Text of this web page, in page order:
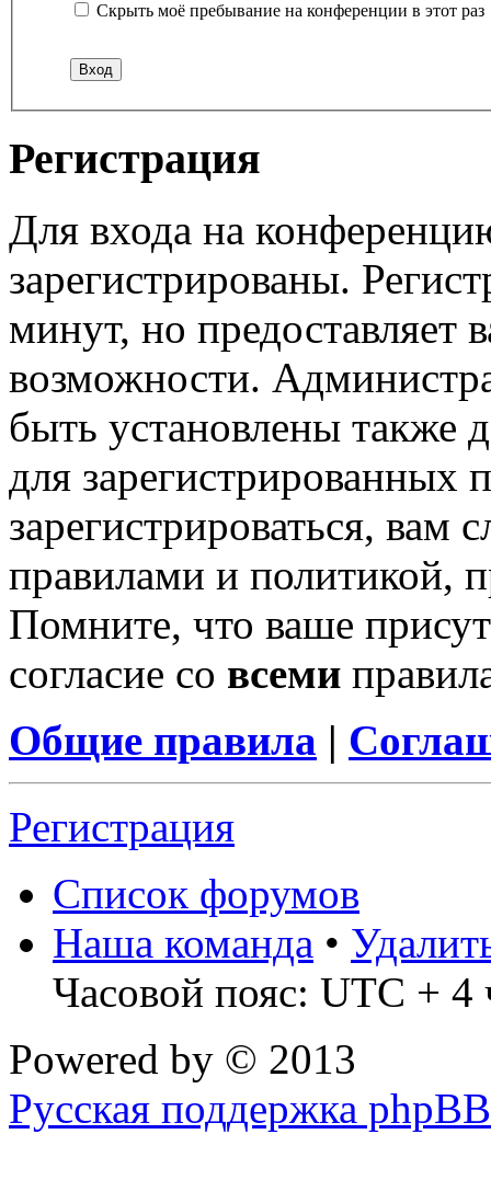
Скрыть моё пребывание на конференции в этот раз
Регистрация
Для входа на
зарегистрированы.
минут, но предоставляет
возможности.
быть установлены также
для зарегистрированных
зарегистрироваться, вам
правилами и политикой,
Помните, что ваше
согласие со всеми
Общие правила |
Регистрация
Список форумов
Наша команда •
Часовой пояс: UTC + 4
Powered by © 2013
Русская поддержка phpBB